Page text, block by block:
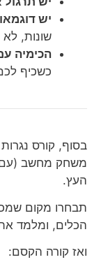
יש
שונות,
הכימיה
כשכיף
בסוף, קורס
משחק מחשב (עם
העץ.
תבחרו מקום
הכלים, ומלמד
ואז קורה הקסם: